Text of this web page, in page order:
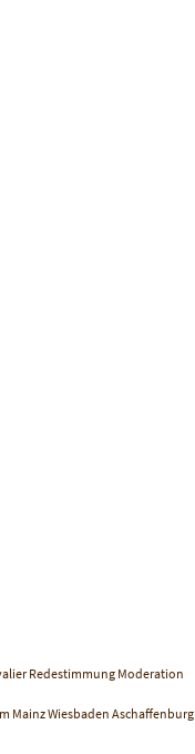
Redestimmung Moderation
Mainz Wiesbaden Aschaffenburg